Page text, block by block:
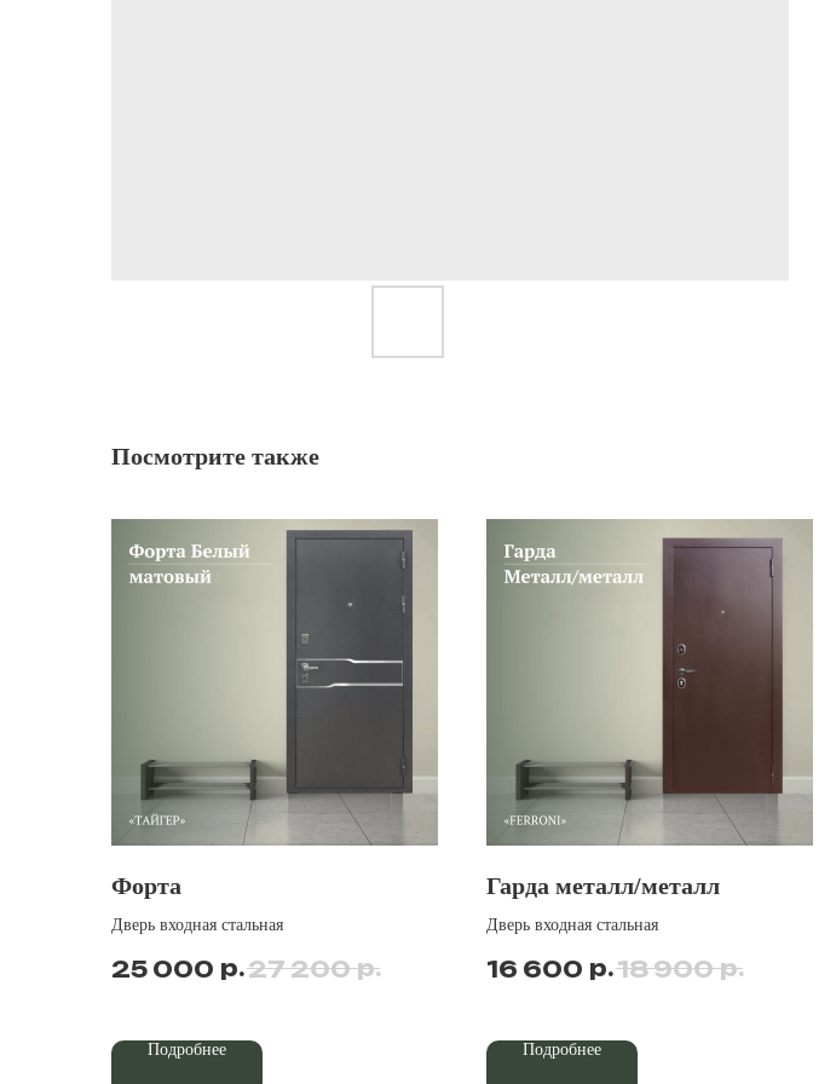
Посмотрите также
Форта
Дверь входная стальная
25 000 р.27 200 р.
Подробнее
Гарда металл/металл
Дверь входная стальная
16 600 р.18 900 р.
Подробнее